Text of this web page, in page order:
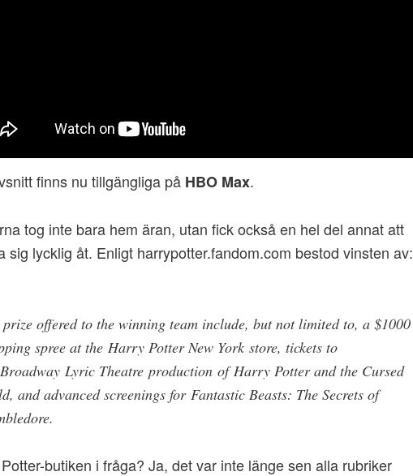
finns nu tillgängliga på HBO Max.
tog inte bara hem äran, utan fick också en hel del annat att
sig lycklig åt. Enligt harrypotter.fandom.com bestod vinsten av:
prize offered to the winning team include, but not limited to, a $1000
spree at the Harry Potter New York store, tickets to
Lyric Theatre production of Harry Potter and the Cursed
and advanced screenings for Fantastic Beasts: The Secrets of
butiken i fråga? Ja, det var inte länge sen alla rubriker